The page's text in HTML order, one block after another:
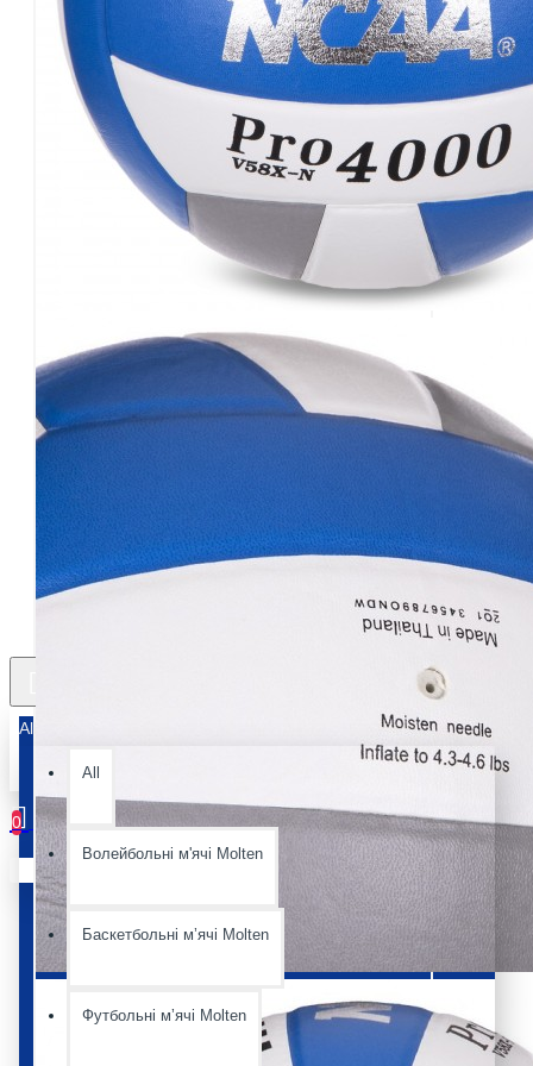
All
All
Волейбольні м'ячі Molten
Баскетбольні мʼячі Molten
Футбольні мʼячі Molten
0
Ваш кошик порожній :(